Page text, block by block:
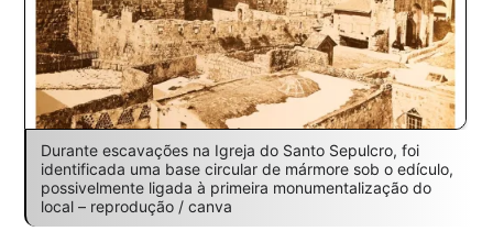
Durante escavações na Igreja do Santo Sepulcro, foi
identificada uma base circular de mármore sob o edículo,
possivelmente ligada à primeira monumentalização do
local – reprodução / canva